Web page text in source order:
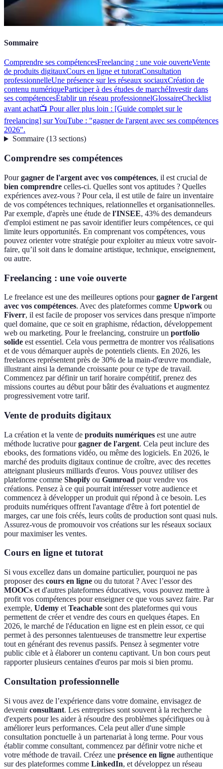
Sommaire
Comprendre ses compétencesFreelancing : une voie ouverteVente
de produits digitauxCours en ligne et tutoratConsultation
professionnelleUne présence sur les réseaux sociauxCréation de
contenu numériqueParticiper à des études de marchéInvestir dans
ses compétencesÉtablir un réseau professionnelGlossaireChecklist
avant achat📺 Pour aller plus loin : [Guide complet sur le
freelancing] sur YouTube : "gagner de l'argent avec ses compétences
2026".
Sommaire(13 sections)
Comprendre ses compétences
Pourgagner de l'argent avec vos compétences, il est crucial de
bien comprendre celles-ci. Quelles sont vos aptitudes ? Quelles
expériences avez-vous ? Pour cela, il est utile de faire un inventaire
de vos compétences techniques, relationnelles et organisationnelles.
Par exemple, d'après une étude de l'INSEE, 43% des demandeurs
d'emploi estiment ne pas savoir identifier leurs compétences, ce qui
limite leurs opportunités. En comprenant vos compétences, vous
pouvez orienter votre stratégie pour exploiter au mieux votre savoir-
faire, qu’il soit dans le domaine artistique, technique, enseignement,
ou autre.
Freelancing : une voie ouverte
Le freelance est une des meilleures options pourgagner de l'argent
avec vos compétences. Avec des plateformes comme Upwork ou
Fiverr, il est facile de proposer vos services dans presque n'importe
quel domaine, que ce soit en graphisme, rédaction, développement
web ou marketing. Pour le freelancing, construire un portfolio
solide est essentiel. Cela vous permettra de montrer vos réalisations
et de vous démarquer auprès de potentiels clients. En 2026, les
freelances représentent près de 30% de la main-d'œuvre mondiale,
illustrant ainsi la demande croissante pour ce type de travail.
Commencez par définir un tarif horaire compétitif, prenez des
missions courtes au début pour bâtir des évaluations et augmentez
progressivement votre tarif.
Vente de produits digitaux
La création et la vente de produits numériques est une autre
méthode lucrative pourgagner de l'argent. Cela peut inclure des
ebooks, des formations vidéo, ou même des logiciels. En 2026, le
marché des produits digitaux continue de croître, avec des recettes
atteignant plusieurs milliards d'euros. Vous pouvez utiliser des
plateforme comme Shopify ou Gumroad pour vendre vos
créations. Pensez à ce qui pourrait intéresser votre audience et
commencez à développer un produit qui répond à ce besoin. Les
produits numériques offrent l'avantage d'être à fort potentiel de
marges, car une fois créés, leurs coûts de production sont quasi nuls.
Assurez-vous de promouvoir vos créations sur les réseaux sociaux
pour maximiser les ventes.
Cours en ligne et tutorat
Si vous excellez dans un domaine particulier, pourquoi ne pas
proposer des cours en ligne ou du tutorat ? Avec l’essor des
MOOCs et d'autres plateformes éducatives, vous pouvez mettre à
profit vos compétences pour enseigner ce que vous savez faire. Par
exemple, Udemy et Teachable sont des plateformes qui vous
permettent de créer et vendre des cours en quelques étapes. En
2026, le marché de l'éducation en ligne est en plein essor, ce qui
permet à des personnes talentueuses de transmettre leur expertise
tout en générant des revenus passifs. Pensez à segmenter votre
public cible et à élaborer un contenu captivant. Un bon cours peut
rapporter plusieurs centaines d'euros par mois si bien promu.
Consultation professionnelle
Si vous avez de l’expérience dans votre domaine, envisagez de
devenirconsultant. Les entreprises sont souvent à la recherche
d'experts pour les aider à résoudre des problèmes spécifiques ou à
améliorer leurs performances. Cela peut aller d'une simple
consultation ponctuelle à un partenariat à long terme. Pour vous
établir comme consultant, commencez par définir votre niche et
votre méthode de travail. Créez une présence en ligne authentique
sur des plateformes comme LinkedIn, et développez un réseau